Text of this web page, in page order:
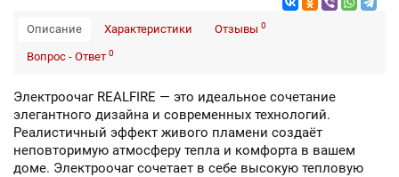
Описание Характеристики Отзывы 0
Вопрос - Ответ 0
Электроочаг REALFIRE — это идеальное сочетание
элегантного дизайна и современных технологий.
Реалистичный эффект живого пламени создаёт
неповторимую атмосферу тепла и комфорта в вашем
доме. Электроочаг сочетает в себе высокую тепловую